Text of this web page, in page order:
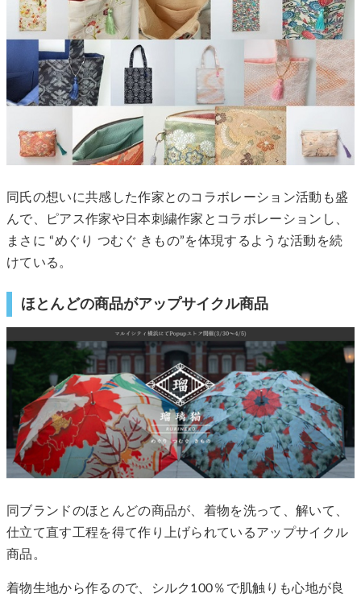
同氏の想いに共感した作家とのコラボレーション活動も盛
んで、ピアス作家や日本刺繍作家とコラボレーションし、
まさに “めぐり つむぐ きもの”を体現するような活動を続
けている。
ほとんどの商品がアップサイクル商品
同ブランドのほとんどの商品が、着物を洗って、解いて、
仕立て直す工程を得て作り上げられているアップサイクル
商品。
着物生地から作るので、シルク100％で肌触りも心地が良